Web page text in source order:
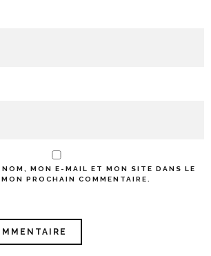
NOM, MON E-MAIL ET MON SITE DANS LE
PROCHAIN COMMENTAIRE.